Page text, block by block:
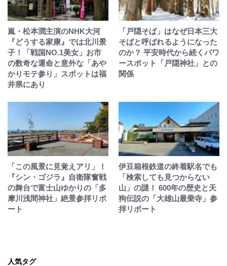
嵐・松本潤主演のNHK大河
『どうする家康』では北川景
子！「戦国NO.1美女」お市
の数奇な運命と意外な「あや
かりモテ参り」スポットは福
井県にあり
「戸隠そば」はなぜ日本三大
そばと呼ばれるようになった
のか？ 平安時代から続くパワ
ースポット「戸隠神社」との
関係
「この風景に見覚えアリ」！
『シン・ゴジラ』自衛隊奮戦
の舞台で富士山ゆかりの「多
摩川浅間神社」絶景参拝リポ
ート
伊豆箱根鉄道の終着駅名でも
「検索しても見つからない
山」の謎！ 600年の歴史と天
狗伝説の「大雄山最乗寺」参
拝リポート
人気タグ